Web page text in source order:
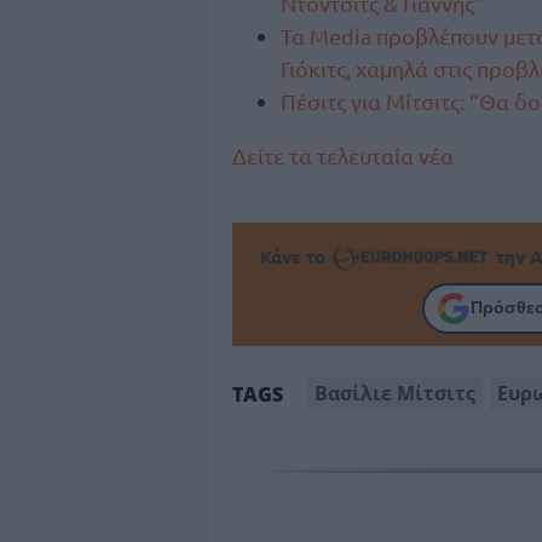
Τα Media προβλέπουν
Γιόκιτς, χαμηλά στις
Πέσιτς για Μίτσιτς: “Θα
Δείτε τα τελευταία νέα
Κάνε το την
TAGS Βασίλιε Μίτσιτς